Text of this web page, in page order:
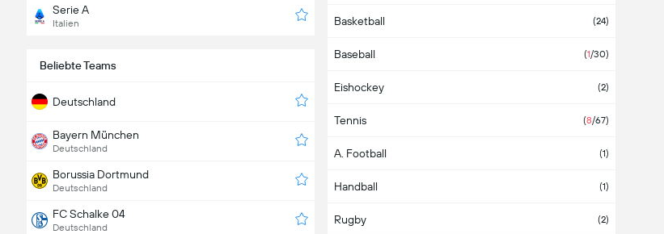
Serie A
Italien Armenien
Aruba
Aserbaidschan
Asien
Äthiopien
Australien
Bahamas
Basketball (24)
Baseball (1/30)
Eishockey (2)
Tennis (8/67)
A. Football (1)
Handball (1)
Rugby (2)
Beliebte Teams
Deutschland
Bayern München
Deutschland
Borussia Dortmund
Deutschland
FC Schalke 04
Deutschland